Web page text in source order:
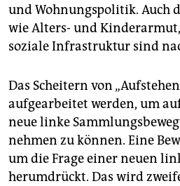
und Wohnungspolitik. Auch
wie Alters- und
soziale Infrastruktur sind
Das Scheitern von
aufgearbeitet werden, um
neue linke
nehmen zu können. Eine
um die Frage einer neuen
herumdrückt. Das wird